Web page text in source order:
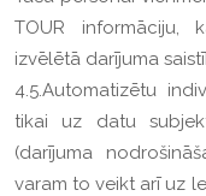
TOUR informāciju,
izvēlētā darījuma
4.5.Automatizētu
tikai uz datu
(darījuma
varam to veikt arī uz